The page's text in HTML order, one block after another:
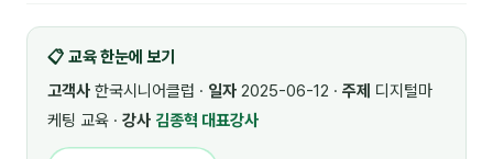
4
🏭 산업 특화
📋 교육 한눈에 보기
고객사 한국시니어클럽 · 일자 2025-06-12 · 주제 디지털마
케팅 교육 · 강사 김종혁 대표강사